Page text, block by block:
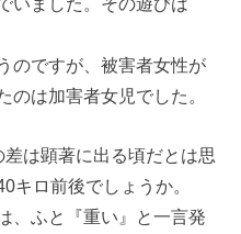
のですが、被害者女性が
のは加害者女児でした。
は顕著に出る頃だとは思
キロ前後でしょうか。
、ふと『重い』と一言発